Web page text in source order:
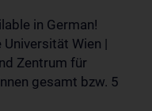
in German!
Wien |
Zentrum für
gesamt bzw. 5